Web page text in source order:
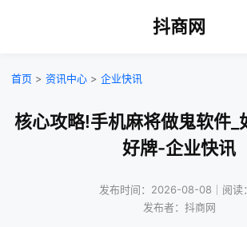
抖商网
首页 > 资讯中心 > 企业快讯
核心攻略!手机麻将做鬼软件_
好牌-企业快讯
发布时间：2026-08-08｜阅读
发布者：抖商网